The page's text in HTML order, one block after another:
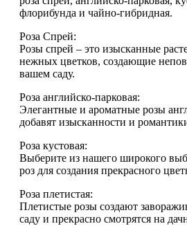
флорибунда и чайно-гибридная.
Роза Спрей:
Розы спрей – это изысканные
нежных цветков, создающие
вашем саду.
Роза английско-парковая:
Элегантные и ароматные розы
добавят изысканности и
Роза кустовая:
Выберите из нашего широкого
роз для создания прекрасного
Роза плетистая:
Плетистые розы создают
саду и прекрасно смотрятся на